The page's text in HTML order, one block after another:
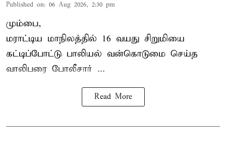
Published on: 06 Aug 2026, 2:30 pm
மும்பை,
மராட்டிய மாநிலத்தில் 16 வயது சிறுமியை
கட்டிப்போட்டு பாலியல் வன்கொடுமை செய்த
வாலிபரை போலீசார் ...
Read More